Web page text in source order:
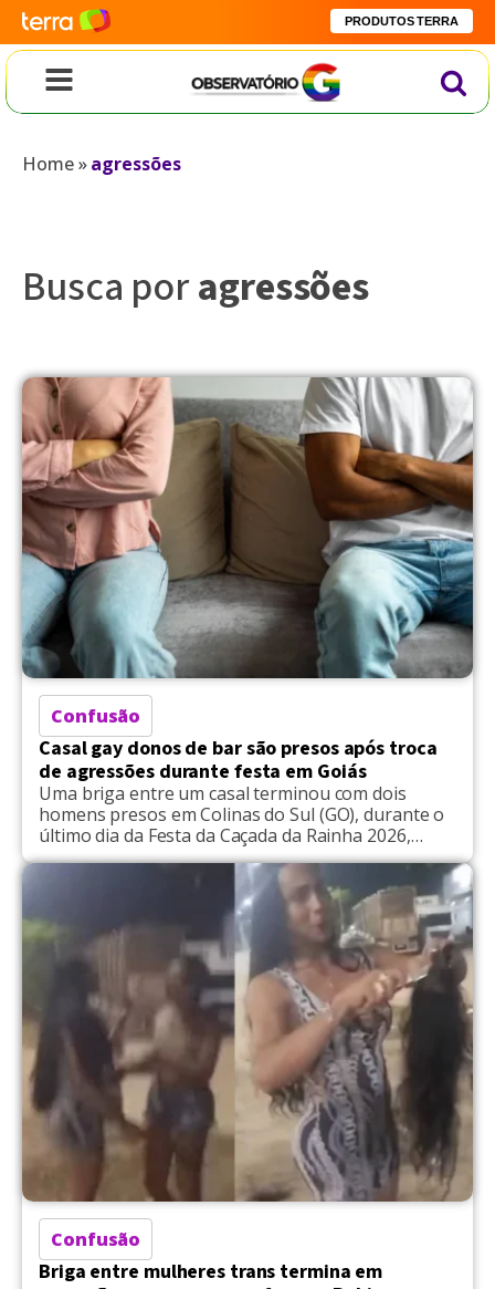
PRODUTOS TERRA
Home»agressões
Busca poragressões
Confusão
Casal gay donos de bar são presos após troca
de agressões durante festa em Goiás
Uma briga entre um casal terminou com dois
homens presos em Colinas do Sul (GO), durante o
último dia da Festa da Caçada da Rainha 2026,
realizada na região da Chapada dos Veadeiros. A
ocorrência foi registrada por militares lotados na
11ª Companhia Independente da Polícia Militar (11ª
CIPM) de Niquelândia, que atuavam no
policiamento […]
Confusão
Briga entre mulheres trans termina em